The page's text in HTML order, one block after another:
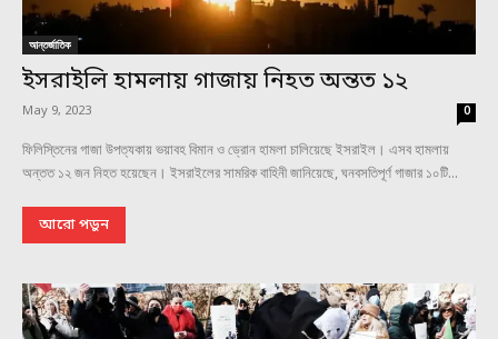
আন্তর্জাতিক
ইসরাইলি হামলায় গাজায় নিহত অন্তত ১২
May 9, 2023 0
ফিলিস্তিনের গাজা উপত্যকায় ভয়াবহ বিমান ও ড্রোন হামলা চালিয়েছে ইসরাইল। এসব হামলায়
অন্তত ১২ জন নিহত হয়েছেন। ইসরাইলের সামরিক বাহিনী জানিয়েছে, ঘনবসতিপূর্ণ গাজার ১০টি...
আরো পড়ুন